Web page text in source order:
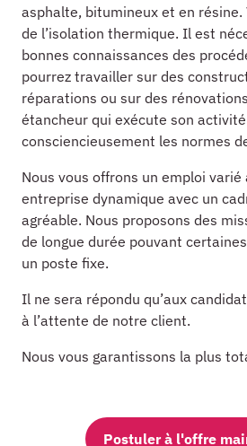
asphalte, bitumineux et en résine.
de l’isolation thermique. Il est
bonnes connaissances des
pourrez travailler sur des
réparations ou sur des
étancheur qui exécute son
consciencieusement les normes
Nous vous offrons un emploi varié
entreprise dynamique avec un
agréable. Nous proposons des
de longue durée pouvant
un poste fixe.
Il ne sera répondu qu’aux
à l’attente de notre client.
Nous vous garantissons la plus
Postuler à l'offre